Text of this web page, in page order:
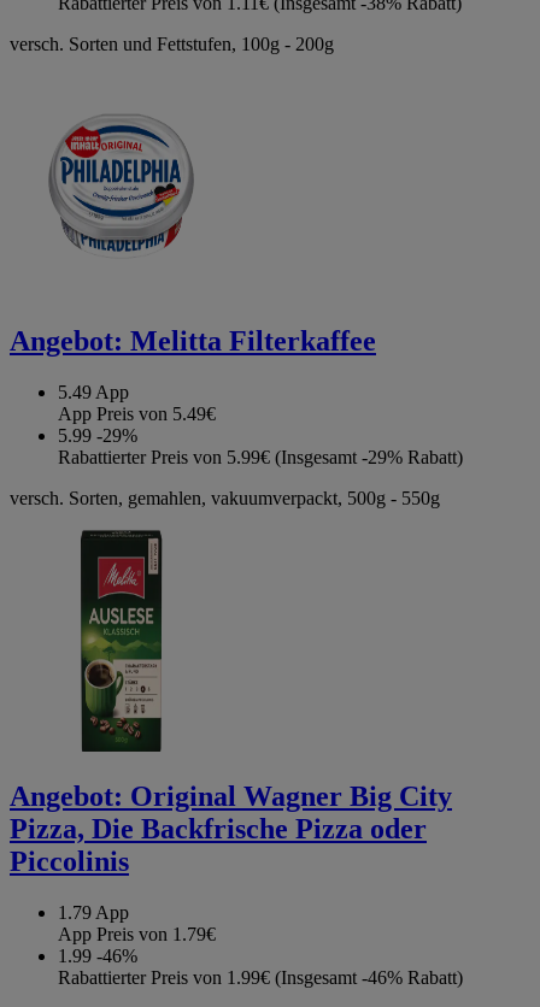
versch. Sorten und Fettstufen, 100g - 200g
Angebot: Melitta Filterkaffee
5.49 App
App Preis von 5.49€
5.99 -29%
Rabattierter Preis von 5.99€ (Insgesamt -29% Rabatt)
versch. Sorten, gemahlen, vakuumverpackt, 500g - 550g
Angebot: Original Wagner Big City
Pizza, Die Backfrische Pizza oder
Piccolinis
1.79 App
App Preis von 1.79€
1.99 -46%
Rabattierter Preis von 1.99€ (Insgesamt -46% Rabatt)